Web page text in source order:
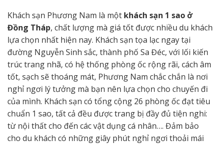
Khách sạn Phương Nam là một khách sạn 1 sao ở
Đồng Tháp, chất lượng mà giá tốt được nhiều du khách
lựa chọn nhất hiện nay. Khách sạn tọa lạc ngay tại
đường Nguyễn Sinh sắc, thành phố Sa Đéc, với lối kiến
trúc trang nhã, có hệ thống phòng ốc rộng rãi, cách âm
tốt, sạch sẽ thoáng mát, Phương Nam chắc chắn là nơi
nghỉ ngơi lý tưởng mà bạn nên lựa chọn cho chuyến đi
của mình. Khách sạn có tổng cộng 26 phòng ốc đạt tiêu
chuẩn 1 sao, tất cả đều được trang bị đầy đủ tiện nghi:
từ nội thất cho đến các vật dụng cá nhân…. Đảm bảo
cho du khách có những giây phút nghỉ ngơi thoải mái